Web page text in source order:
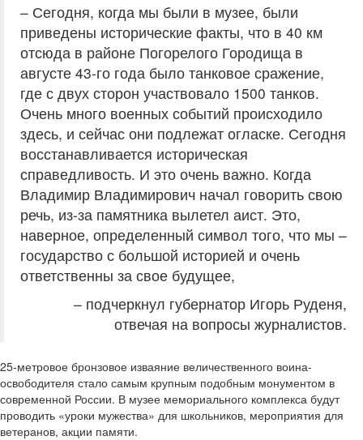
– Сегодня, когда мы были в музее, были
приведены исторические факты, что в 40 км
отсюда в районе Погорелого Городища в
августе 43-го года было танковое сражение,
где с двух сторон участвовало 1500 танков.
Очень много военных событий происходило
здесь, и сейчас они подлежат огласке. Сегодня
восстанавливается историческая
справедливость. И это очень важно. Когда
Владимир Владимирович начал говорить свою
речь, из-за памятника вылетел аист. Это,
наверное, определенный символ того, что мы –
государство с большой историей и очень
ответственны за свое будущее,
– подчеркнул губернатор Игорь Руденя,
отвечая на вопросы журналистов.
25-метровое бронзовое изваяние величественного воина-
освободителя стало самым крупным подобным монументом в
современной России. В музее мемориального комплекса будут
проводить «уроки мужества» для школьников, мероприятия для
ветеранов, акции памяти.